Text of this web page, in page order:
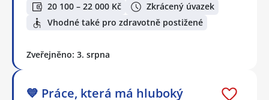
20 100 – 22 000 Kč
Zkrácený úvazek
Vhodné také pro zdravotně postižené
Zveřejněno: 3. srpna
💙 Práce, která má hluboký